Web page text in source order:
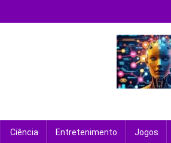
Ciência Entretenimento Jogos